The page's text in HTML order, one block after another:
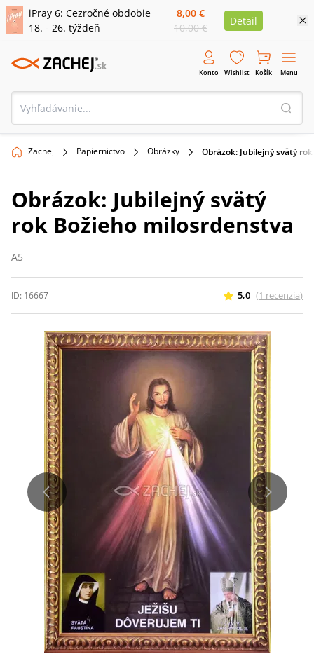
iPray 6: Cezročné obdobie
18. - 26. týždeň
8,00 €
10,00 €
Detail
Konto Wishlist Košík Menu
Zachej Papiernictvo Obrázky Obrázok: Jubilejný svätý
Obrázok: Jubilejný svätý
rok Božieho milosrdenstva
A5
ID: 16667 5,0 (1 recenzia)